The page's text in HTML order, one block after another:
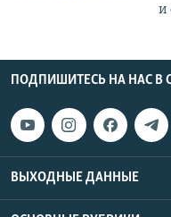
и
ПОДПИШИТЕСЬ НА НАС В
ВЫХОДНЫЕ ДАННЫЕ